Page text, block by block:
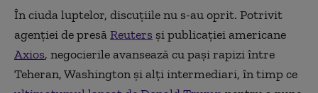
În ciuda luptelor, discuțiile nu s-au oprit. Potrivit
agenției de presăReuters și publicației americane
Axios, negocierile avansează cu pași rapizi între
Teheran, Washington și alți intermediari, în timp ce